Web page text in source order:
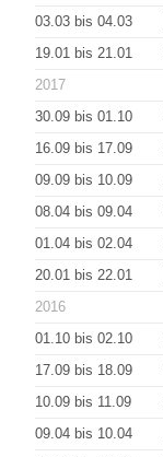
03.03 bis 04.03
19.01 bis 21.01
2017
30.09 bis 01.10
16.09 bis 17.09
09.09 bis 10.09
08.04 bis 09.04
01.04 bis 02.04
20.01 bis 22.01
2016
01.10 bis 02.10
17.09 bis 18.09
10.09 bis 11.09
09.04 bis 10.04